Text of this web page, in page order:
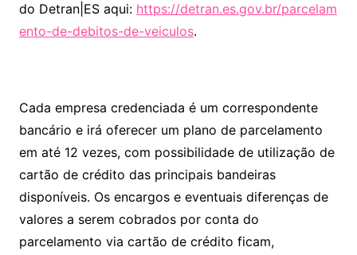
do Detran|ES aqui: https://detran.es.gov.br/parcelam
ento-de-debitos-de-veiculos.
Cada empresa credenciada é um correspondente
bancário e irá oferecer um plano de parcelamento
em até 12 vezes, com possibilidade de utilização de
cartão de crédito das principais bandeiras
disponíveis. Os encargos e eventuais diferenças de
valores a serem cobrados por conta do
parcelamento via cartão de crédito ficam,